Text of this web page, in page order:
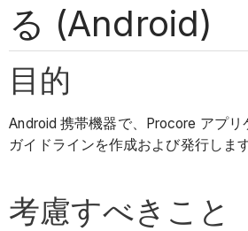
る (Android)
目的
Android 携帯機器で、Procore アプ
ガイドラインを作成および発行します
考慮すべきこと